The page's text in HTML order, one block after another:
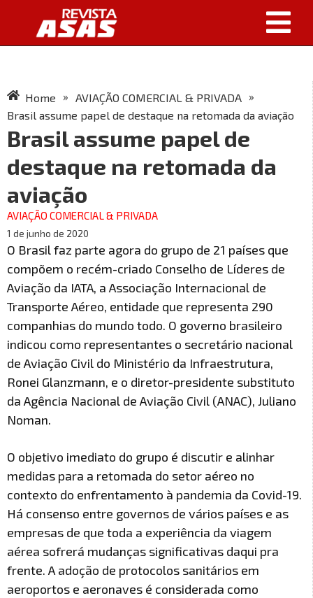
Home » AVIAÇÃO COMERCIAL & PRIVADA »
Brasil assume papel de destaque na retomada da aviação
Brasil assume papel de
destaque na retomada da
aviação
AVIAÇÃO COMERCIAL & PRIVADA
1 de junho de 2020
O Brasil faz parte agora do grupo de 21 países que
compõem o recém-criado Conselho de Líderes de
Aviação da IATA, a Associação Internacional de
Transporte Aéreo, entidade que representa 290
companhias do mundo todo. O governo brasileiro
indicou como representantes o secretário nacional
de Aviação Civil do Ministério da Infraestrutura,
Ronei Glanzmann, e o diretor-presidente substituto
da Agência Nacional de Aviação Civil (ANAC), Juliano
Noman.
O objetivo imediato do grupo é discutir e alinhar
medidas para a retomada do setor aéreo no
contexto do enfrentamento à pandemia da Covid-19.
Há consenso entre governos de vários países e as
empresas de que toda a experiência da viagem
aérea sofrerá mudanças significativas daqui pra
frente. A adoção de protocolos sanitários em
aeroportos e aeronaves é considerada como